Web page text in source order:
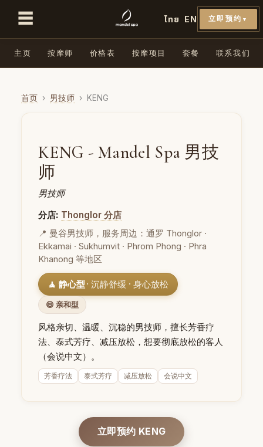
☰ ไทย EN 立即预约 ▼
主页 按摩师 价格表 按摩项目 套餐 联系我们
首页 › 男技师 › KENG
KENG - Mandel Spa 男技
师
男技师
分店: Thonglor 分店
📍 曼谷男技师，服务周边：通罗 Thonglor ·
Ekkamai · Sukhumvit · Phrom Phong · Phra
Khanong 等地区
🧘 静心型 · 沉静舒缓 · 身心放松
😄 亲和型
风格亲切、温暖、沉稳的男技师，擅长芳香疗
法、泰式芳疗、减压放松，想要彻底放松的客人
（会说中文）。
芳香疗法 泰式芳疗 减压放松 会说中文
立即预约 KENG